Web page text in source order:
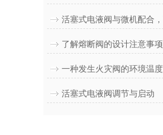
了解熔断阀的设计注意事项
活塞式电液阀调节与启动